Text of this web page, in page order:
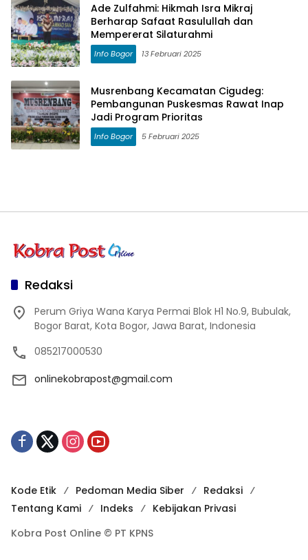
Ade Zulfahmi: Hikmah Isra Mikraj
Berharap Safaat Rasulullah dan
Mempererat Silaturahmi
Info Bogor 13 Februari 2025
Musrenbang Kecamatan Cigudeg:
Pembangunan Puskesmas Rawat Inap
Jadi Program Prioritas
Info Bogor 5 Februari 2025
Redaksi
Perum Griya Wana Karya Permai Blok H1 No.9, Bubulak,
Bogor Barat, Kota Bogor, Jawa Barat, Indonesia
085217000530
onlinekobrapost@gmail.com
Kode Etik Pedoman Media Siber
Redaksi
Tentang Kami
Indeks
Kebijakan Privasi
Kobra Post Online © PT KPNS